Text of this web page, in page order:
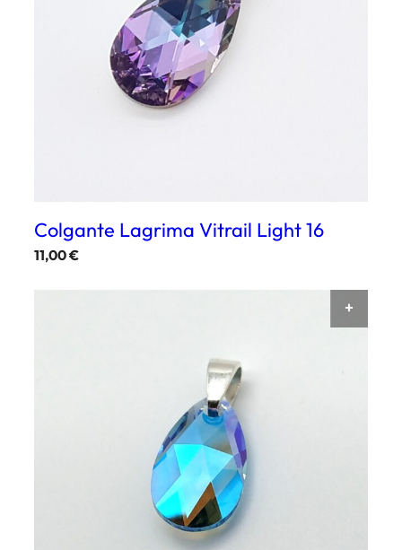
Colgante Lagrima Vitrail Light 16
11,00€